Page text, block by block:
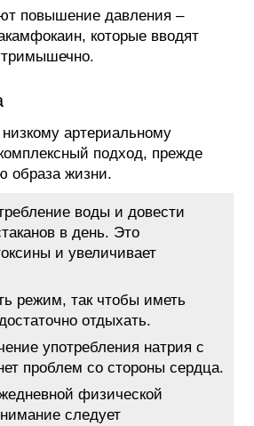
повышение давления –
которые вводят
артериальному
подход, прежде
образа жизни.
воды и довести
в день. Это
и увеличивает
режим, так чтобы иметь
отдыхать.
употребления натрия с
проблем со стороны сердца.
физической
следует